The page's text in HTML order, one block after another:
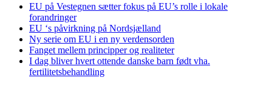
EU på Vestegnen sætter fokus på EU’s rolle i lokale
forandringer
EU ‘s påvirkning på Nordsjælland
Ny serie om EU i en ny verdensorden
Fanget mellem principper og realiteter
I dag bliver hvert ottende danske barn født vha.
fertilitetsbehandling